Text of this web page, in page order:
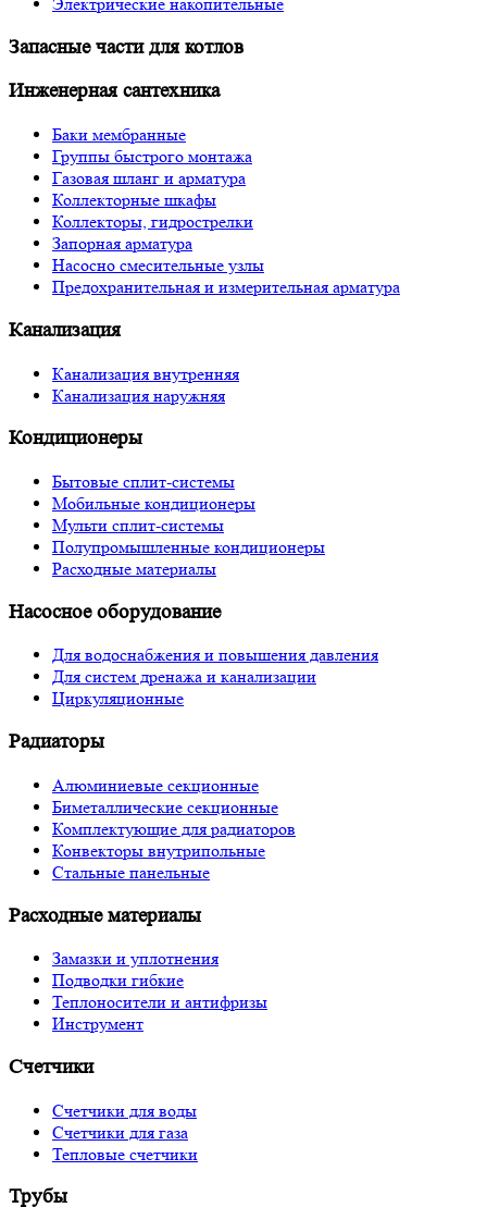
Запасные части для котлов
Инженерная сантехника
Баки мембранные
Группы быстрого монтажа
Газовая шланг и арматура
Коллекторные шкафы
Коллекторы, гидрострелки
Запорная арматура
Насосно смесительные узлы
Предохранительная и измерительная арматура
Канализация
Канализация внутренняя
Канализация наружняя
Кондиционеры
Бытовые сплит-системы
Мобильные кондиционеры
Мульти сплит-системы
Полупромышленные кондиционеры
Расходные материалы
Насосное оборудование
Для водоснабжения и повышения давления
Для систем дренажа и канализации
Циркуляционные
Радиаторы
Алюминиевые секционные
Биметаллические секционные
Комплектующие для радиаторов
Конвекторы внутрипольные
Стальные панельные
Расходные материалы
Замазки и уплотнения
Подводки гибкие
Теплоносители и антифризы
Инструмент
Счетчики
Счетчики для воды
Счетчики для газа
Тепловые счетчики
Трубы